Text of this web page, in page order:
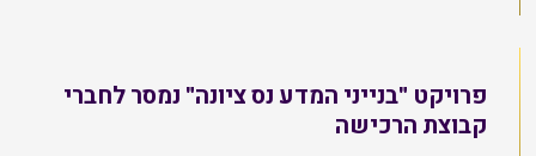
פרויקט "בנייני המדע נס ציונה" נמסר לחברי
קבוצת הרכישה